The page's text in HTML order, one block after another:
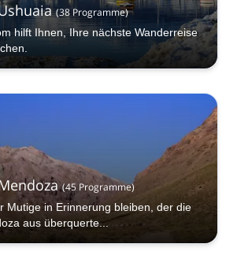
(38 Programme)
hilft Ihnen, Ihre nächste Wanderreise
(45 Programme)
Mutige in Erinnerung bleiben, der die
aus überquerte...